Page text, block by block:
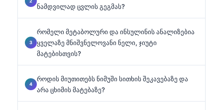
ნამდვილად ცვლის გეგმას?
რომელი მეტაბოლური და ინსულინის ანალიზებია
ყველაზე მნიშვნელოვანი ნელი, ჯიუტი
მატებისთვის?
როდის მიუთითებს ნიმუში სითხის შეკავებაზე და
არა ცხიმის მატებაზე?